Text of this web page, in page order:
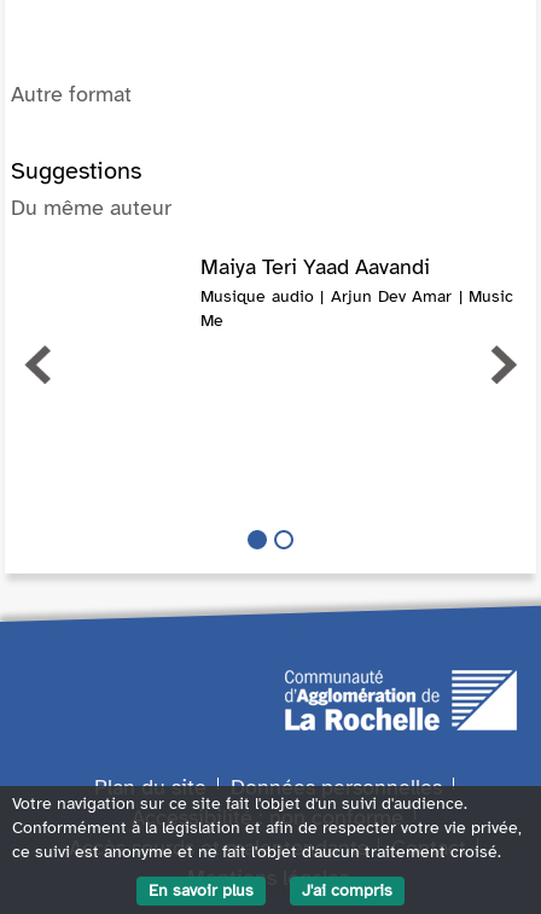
Autre format
Suggestions
Du même auteur
Maiya Teri Yaad Aavandi
Musique audio | Arjun Dev Amar | Music
Me
Plan du site
Données personnelles
Accessibilité : non conforme
Accès sourds et malentendants
Contact
Mentions légales
Votre navigation sur ce site fait l'objet d'un suivi d'audience.
Conformément à la législation et afin de respecter votre vie privée,
ce suivi est anonyme et ne fait l'objet d'aucun traitement croisé.
En savoir plus
J'ai compris